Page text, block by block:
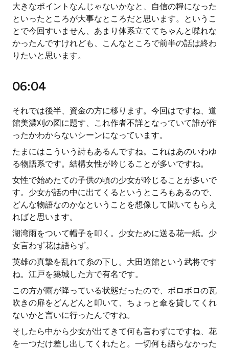
大きなポイントなんじゃないかなと、自信の糧になった
といったところが大事なところだと思います。というこ
とで今回すいません、あまり体系立ててちゃんと喋れな
かったんですけれども、こんなところで前半の話は終わ
りたいと思います。
06:04
それでは後半、資金の方に移ります。今回はですね、道
館美濃刈の図に題す、これ作者不詳となっていて誰が作
ったかわからないシーンになっています。
たまにはこういう詩もあるんですね。これはあのいわゆ
る物語系です。結構女性が吟じることが多いですね。
女性で始めたての子供の頃の少女が吟じることが多いで
す。少女が話の中に出てくるというところもあるので、
どんな物語なのかなということを想像して聞いてもらえ
ればと思います。
湖湾雨をついて帽子を叩く。少女ために送る花一紙。少
女言わず花は語らず。
英雄の真摯を乱れて糸の下し。大田道館という武将です
ね。江戸を築城した方で有名です。
この方が雨が降っている状態だったので、ボロボロの瓦
吹きの扉をどんどんと叩いて、ちょっと傘を貸してくれ
ないかと言いに行ったんですね。
そしたら中から少女が出てきて何も言わずにですね、花
を一つだけ差し出してくれたと。一切何も語らなかった